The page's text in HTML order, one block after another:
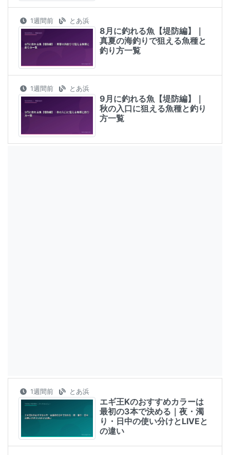
1週間前 とあ浜
8月に釣れる魚【堤防編】｜
真夏の海釣りで狙える魚種と
釣り方一覧
1週間前 とあ浜
9月に釣れる魚【堤防編】｜
秋の入口に狙える魚種と釣り
方一覧
1週間前 とあ浜
エギ王Kのおすすめカラーは
最初の3本で決める｜夜・濁
り・日中の使い分けとLIVEと
の違い